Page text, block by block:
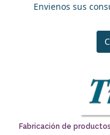
Envienos sus
Fabricación de